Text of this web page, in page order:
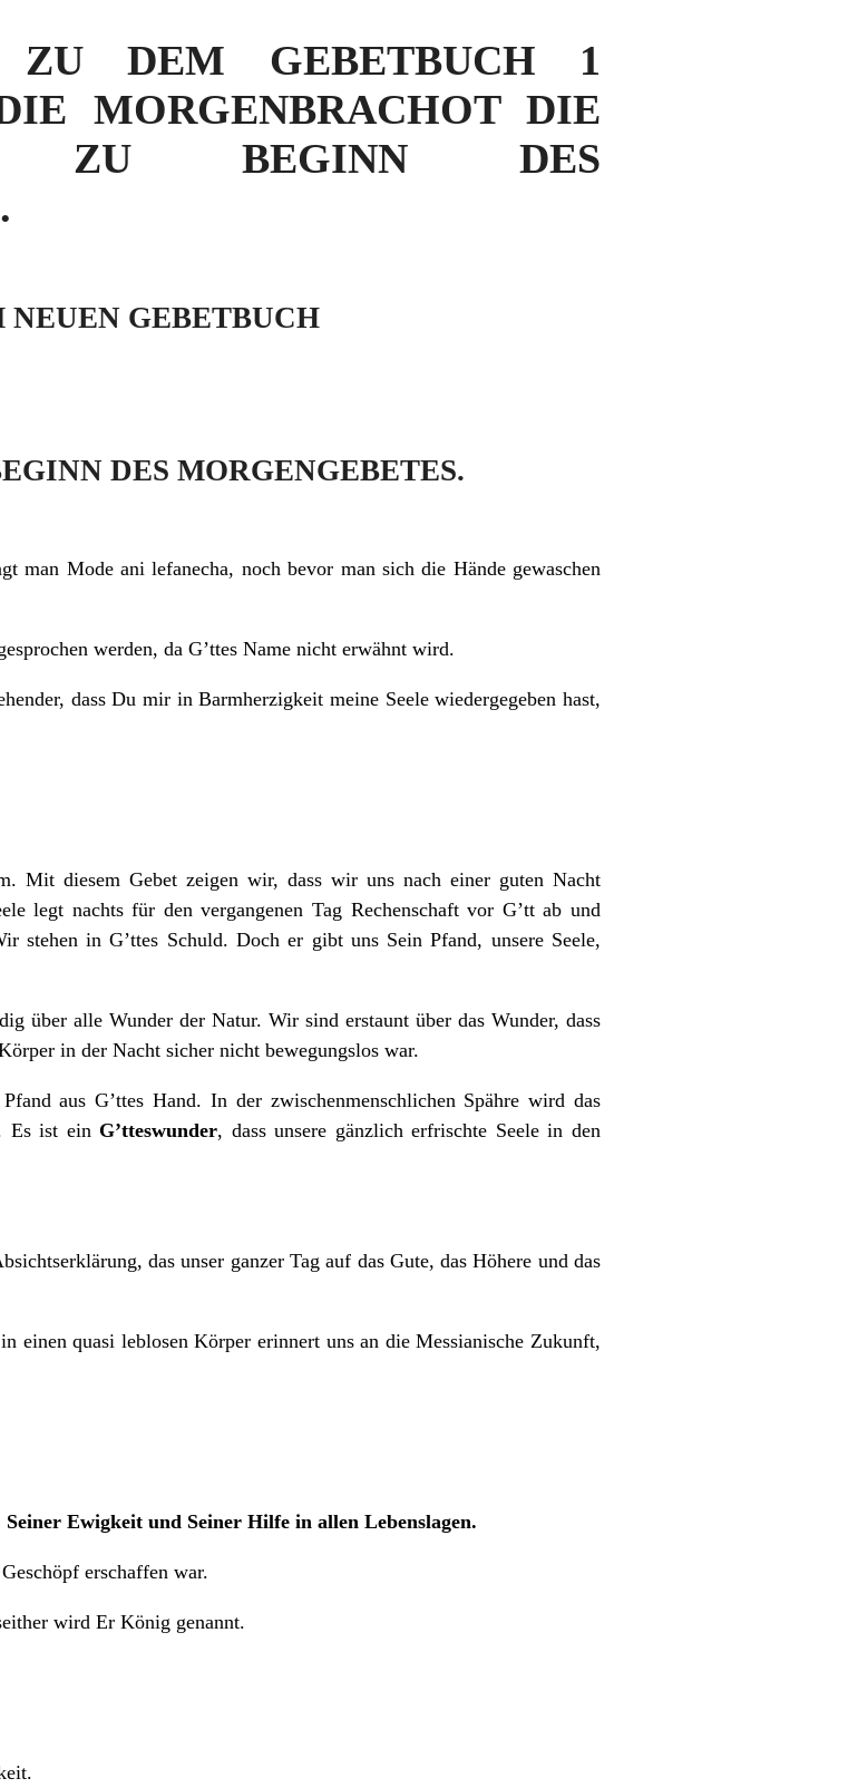
ZU DEM GEBETBUCH 1
MORGENBRACHOT DIE
ZU BEGINN DES
GEBETBUCH
DES MORGENGEBETES.
man Mode ani lefanecha, noch bevor man sich die Hände gewaschen
werden, da G’ttes Name nicht erwähnt wird.
dass Du mir in Barmherzigkeit meine Seele wiedergegeben hast,
Mit diesem Gebet zeigen wir, dass wir uns nach einer guten Nacht
legt nachts für den vergangenen Tag Rechenschaft vor G’tt ab und
stehen in G’ttes Schuld. Doch er gibt uns Sein Pfand, unsere Seele,
über alle Wunder der Natur. Wir sind erstaunt über das Wunder, dass
in der Nacht sicher nicht bewegungslos war.
aus G’ttes Hand. In der zwischenmenschlichen Spähre wird das
Es ist ein G’tteswunder, dass unsere gänzlich erfrischte Seele in den
das unser ganzer Tag auf das Gute, das Höhere und das
einen quasi leblosen Körper erinnert uns an die Messianische Zukunft,
Ewigkeit und Seiner Hilfe in allen Lebenslagen.
erschaffen war.
wird Er König genannt.